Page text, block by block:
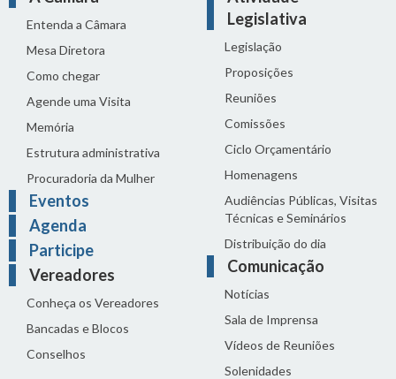
Entenda a Câmara
Mesa Diretora
Como chegar
Agende uma Visita
Memória
Estrutura administrativa
Procuradoria da Mulher
Eventos
Agenda
Participe
Vereadores
Conheça os Vereadores
Bancadas e Blocos
Conselhos
Legislativa
Legislação
Proposições
Reuniões
Comissões
Ciclo Orçamentário
Homenagens
Audiências Públicas, Visitas
Técnicas e Seminários
Distribuição do dia
Comunicação
Notícias
Sala de Imprensa
Vídeos de Reuniões
Solenidades